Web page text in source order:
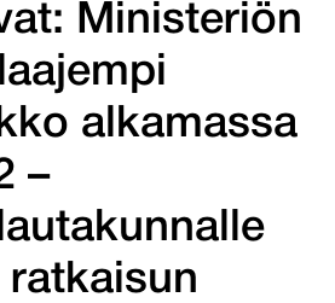
Ministeriön
alkamassa
–
ratkaisun